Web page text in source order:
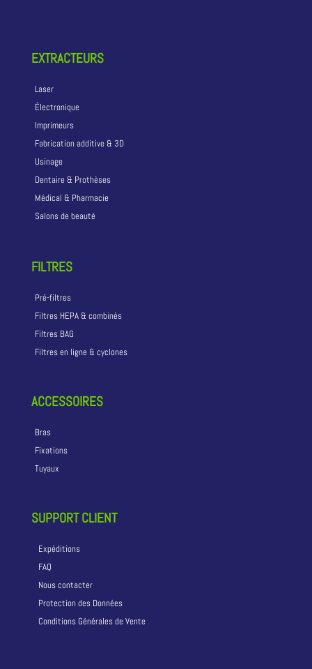
EXTRACTEURS
Laser
Électronique
Imprimeurs
Fabrication additive & 3D
Usinage
Dentaire & Prothèses
Médical & Pharmacie
Salons de beauté
FILTRES
Pré-filtres
Filtres HEPA & combinés
Filtres BAG
Filtres en ligne & cyclones
ACCESSOIRES
Bras
Fixations
Tuyaux
SUPPORT CLIENT
Expéditions
FAQ
Nous contacter
Protection des Données
Conditions Générales de Vente